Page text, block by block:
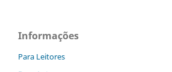
Informações
Para Leitores